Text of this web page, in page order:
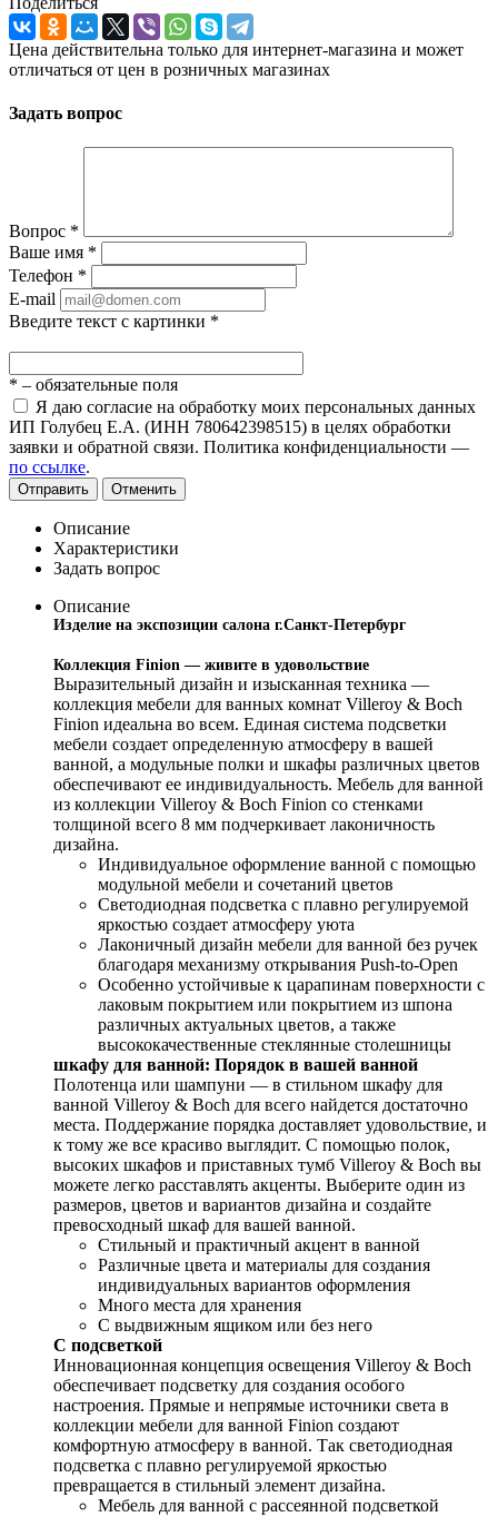
Цена действительна только для интернет-магазина и может
отличаться от цен в розничных магазинах
Задать вопрос
Вопрос *
Ваше имя *
Телефон *
E-mail
Введите текст с картинки *
* – обязательные поля
Я даю согласие на обработку моих персональных данных
ИП Голубец Е.А. (ИНН 780642398515) в целях обработки
заявки и обратной связи. Политика конфиденциальности —
по ссылке.
Отправить Отменить
Описание
Характеристики
Задать вопрос
Описание
Изделие на экспозиции салона г.Санкт-Петербург
Коллекция Finion — живите в удовольствие
Выразительный дизайн и изысканная техника —
коллекция мебели для ванных комнат Villeroy & Boch
Finion идеальна во всем. Единая система подсветки
мебели создает определенную атмосферу в вашей
ванной, а модульные полки и шкафы различных цветов
обеспечивают ее индивидуальность. Мебель для ванной
из коллекции Villeroy & Boch Finion со стенками
толщиной всего 8 мм подчеркивает лаконичность
дизайна.
Индивидуальное оформление ванной с помощью
модульной мебели и сочетаний цветов
Светодиодная подсветка с плавно регулируемой
яркостью создает атмосферу уюта
Лаконичный дизайн мебели для ванной без ручек
благодаря механизму открывания Push-to-Open
Особенно устойчивые к царапинам поверхности с
лаковым покрытием или покрытием из шпона
различных актуальных цветов, а также
высококачественные стеклянные столешницы
шкафу для ванной: Порядок в вашей ванной
Полотенца или шампуни — в стильном шкафу для
ванной Villeroy & Boch для всего найдется достаточно
места. Поддержание порядка доставляет удовольствие, и
к тому же все красиво выглядит. С помощью полок,
высоких шкафов и приставных тумб Villeroy & Boch вы
можете легко расставлять акценты. Выберите один из
размеров, цветов и вариантов дизайна и создайте
превосходный шкаф для вашей ванной.
Стильный и практичный акцент в ванной
Различные цвета и материалы для создания
индивидуальных вариантов оформления
Много места для хранения
С выдвижным ящиком или без него
С подсветкой
Инновационная концепция освещения Villeroy & Boch
обеспечивает подсветку для создания особого
настроения. Прямые и непрямые источники света в
коллекции мебели для ванной Finion создают
комфортную атмосферу в ванной. Так светодиодная
подсветка с плавно регулируемой яркостью
превращается в стильный элемент дизайна.
Мебель для ванной с рассеянной подсветкой